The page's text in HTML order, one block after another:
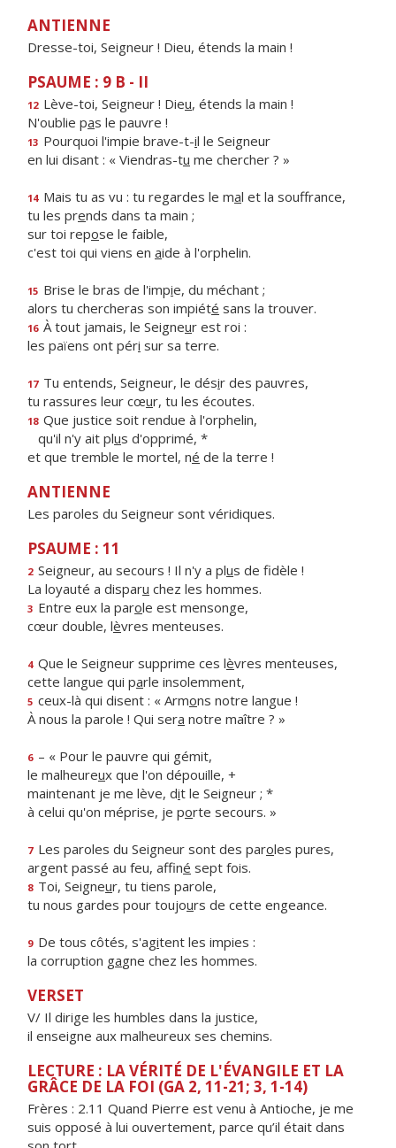
ANTIENNE
Dresse-toi, Seigneur ! Dieu, étends la main !
PSAUME : 9 B - II
12 Lève-toi, Seigneur ! Dieu, étends la main !
N'oublie pas le pauvre !
13 Pourquoi l'impie brave-t-il le Seigneur
en lui disant : « Viendras-tu me chercher ? »
14 Mais tu as vu : tu regardes le mal et la souffrance,
tu les prends dans ta main ;
sur toi repose le faible,
c'est toi qui viens en aide à l'orphelin.
15 Brise le bras de l'impie, du méchant ;
alors tu chercheras son impiété sans la trouver.
16 À tout jamais, le Seigneur est roi :
les païens ont péri sur sa terre.
17 Tu entends, Seigneur, le désir des pauvres,
tu rassures leur cœur, tu les écoutes.
18 Que justice soit rendue à l'orphelin,
qu'il n'y ait plus d'opprimé, *
et que tremble le mortel, né de la terre !
ANTIENNE
Les paroles du Seigneur sont véridiques.
PSAUME : 11
2 Seigneur, au secours ! Il n'y a plus de fidèle !
La loyauté a disparu chez les hommes.
3 Entre eux la parole est mensonge,
cœur double, lèvres menteuses.
4 Que le Seigneur supprime ces lèvres menteuses,
cette langue qui parle insolemment,
5 ceux-là qui disent : « Armons notre langue !
À nous la parole ! Qui sera notre maître ? »
6 – « Pour le pauvre qui gémit,
le malheureux que l'on dépouille, +
maintenant je me lève, dit le Seigneur ; *
à celui qu'on méprise, je porte secours. »
7 Les paroles du Seigneur sont des paroles pures,
argent passé au feu, affiné sept fois.
8 Toi, Seigneur, tu tiens parole,
tu nous gardes pour toujours de cette engeance.
9 De tous côtés, s'agitent les impies :
la corruption gagne chez les hommes.
VERSET
V/ Il dirige les humbles dans la justice,
il enseigne aux malheureux ses chemins.
LECTURE : LA VÉRITÉ DE L'ÉVANGILE ET LA
GRÂCE DE LA FOI (GA 2, 11-21; 3, 1-14)
Frères : 2.11 Quand Pierre est venu à Antioche, je me
suis opposé à lui ouvertement, parce qu’il était dans